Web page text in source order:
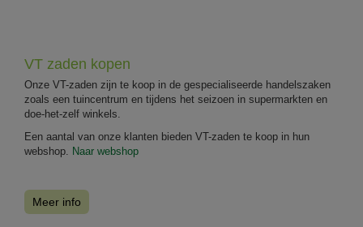
VT zaden kopen
Onze VT-zaden zijn te koop in de gespecialiseerde handelszaken
zoals een tuincentrum en tijdens het seizoen in supermarkten en
doe-het-zelf winkels.
Een aantal van onze klanten bieden VT-zaden te koop in hun
webshop.
Naar webshop
Meer info